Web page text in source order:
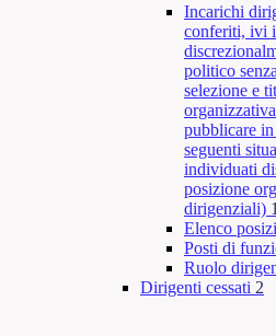
Incarichi
conferiti, ivi
politico
selezione e
pubblicare
seguenti
individuati
posizione
dirigenziali)
Elenco
Posti di
Ruolo
Dirigenti cessati 2